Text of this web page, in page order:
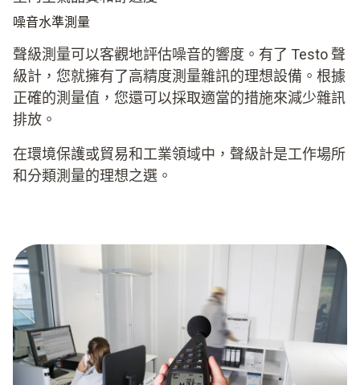
噪音水準測量
聲級測量可以客觀地評估噪音的響度。有了 Testo 聲
級計，您就擁有了高精度測量雜訊的理想設備。根據
正確的測量值，您還可以採取適當的措施來減少雜訊
排放。
在環境保護或貿易和工業領域中，聲級計是工作場所
和分類測量的理想之選。